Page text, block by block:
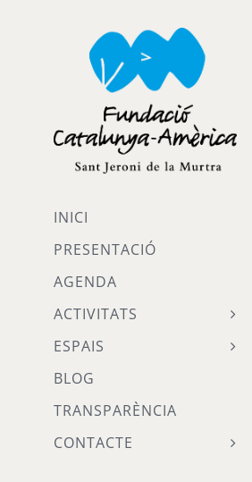
INICI
PRESENTACIÓ
AGENDA
ACTIVITATS
ESPAIS
BLOG
TRANSPARÈNCIA
CONTACTE